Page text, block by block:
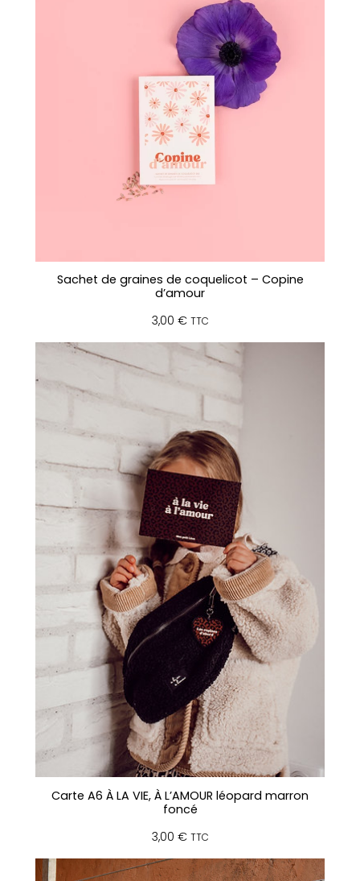
Sachet de graines de coquelicot – Copine
d’amour
3,00 € TTC
Carte A6 À LA VIE, À L’AMOUR léopard marron
foncé
3,00 € TTC